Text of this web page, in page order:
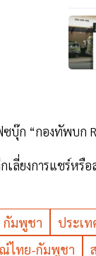
ซบุ๊ก “กองทัพบก
เลี่ยงการแชร์หรื
กัมพูชา ประเ
ณ์ไทย-กัมพูชา